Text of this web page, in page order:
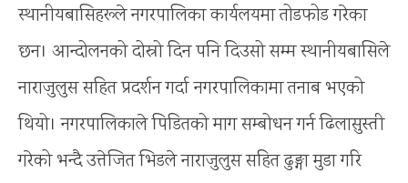
स्थानीयबासिहरूले नगरपालिका कार्यलयमा तोडफोड गरेका
छन। आन्दोलनको दोस्रो दिन पनि दिउसो सम्म स्थानीयबासिले
नाराजुलुस सहित प्रदर्शन गर्दा नगरपालिकामा तनाब भएको
थियो। नगरपालिकाले पिडितको माग सम्बोधन गर्न ढिलासुस्ती
गरेको भन्दै उत्तेजित भिडले नाराजुलुस सहित ढुङ्गा मुडा गरि